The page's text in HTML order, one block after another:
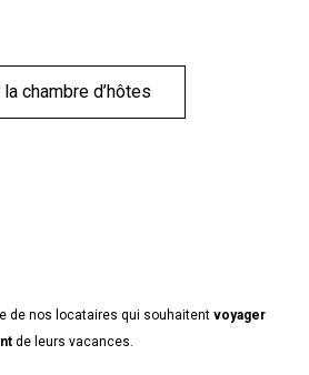
chambre d’hôtes
de nos locataires qui souhaitent voyager
de leurs vacances.